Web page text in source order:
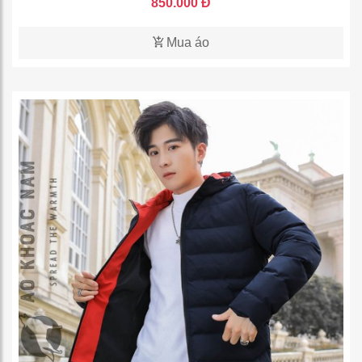
850.000 Đ
Mua áo